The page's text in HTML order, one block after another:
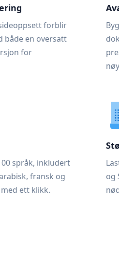
forblir
både en oversatt
for
språk, inkludert
fransk og
ett klikk.
og